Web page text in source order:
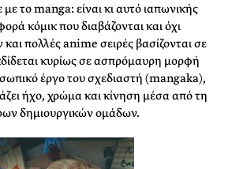
το manga: είναι κι αυτό ιαπωνικής
κόμικ που διαβάζονται και όχι
πολλές anime σειρές βασίζονται σε
κυρίως σε ασπρόμαυρη μορφή
έργο του σχεδιαστή (mangaka),
ήχο, χρώμα και κίνηση μέσα από τη
δημιουργικών ομάδων.